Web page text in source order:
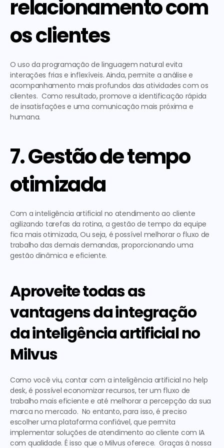
relacionamento com
os clientes
O uso da programação de linguagem natural evita
interações frias e inflexíveis. Ainda, permite a análise e
acompanhamento mais profundos das atividades com os
clientes.  Como resultado, promove a identificação rápida
de insatisfações e uma comunicação mais próxima e
humana.
7. Gestão de tempo
otimizada
Com a
agilizando tarefas da rotina, a gestão de tempo da equipe
fica mais otimizada, Ou seja, é possível melhorar o fluxo de
trabalho das demais demandas, proporcionando uma
gestão dinâmica e eficiente.
Aproveite todas as
vantagens da integração
da inteligência artificial no
Milvus
Como você viu, contar com a inteligência artificial no help
desk, é possível economizar recursos, ter um fluxo de
trabalho mais eficiente e até melhorar a percepção da sua
marca no mercado.  No entanto, para isso, é preciso
escolher uma plataforma confiável, que permita
implementar soluções de atendimento ao cliente com IA